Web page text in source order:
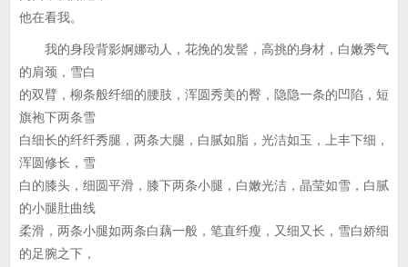
他在看我。
我的身段背影婀娜动人，花挽的发髻，高挑的身材，白嫩秀气
的肩颈，雪白
的双臂，柳条般纤细的腰肢，浑圆秀美的臀，隐隐一条的凹陷，短
旗袍下两条雪
白细长的纤纤秀腿，两条大腿，白腻如脂，光洁如玉，上丰下细，
浑圆修长，雪
白的膝头，细圆平滑，膝下两条小腿，白嫩光洁，晶莹如雪，白腻
的小腿肚曲线
柔滑，两条小腿如两条白藕一般，笔直纤瘦，又细又长，雪白娇细
的足腕之下，